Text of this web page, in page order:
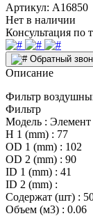
Артикул: A16850
Нет в наличии
Консультация по
Обратный
Описание
Фильтр
Фильтр
Модель : Элемент
H 1 (mm) : 77
OD 1 (mm) : 102
OD 2 (mm) : 90
ID 1 (mm) : 41
ID 2 (mm) :
Содержат (шт) :
Объем (м3) : 0.06